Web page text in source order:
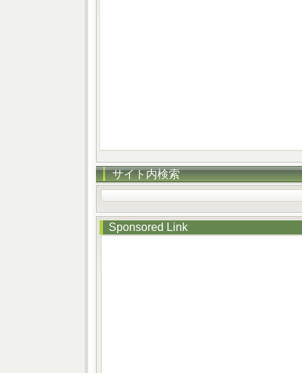
サイト内検索
Sponsored Link